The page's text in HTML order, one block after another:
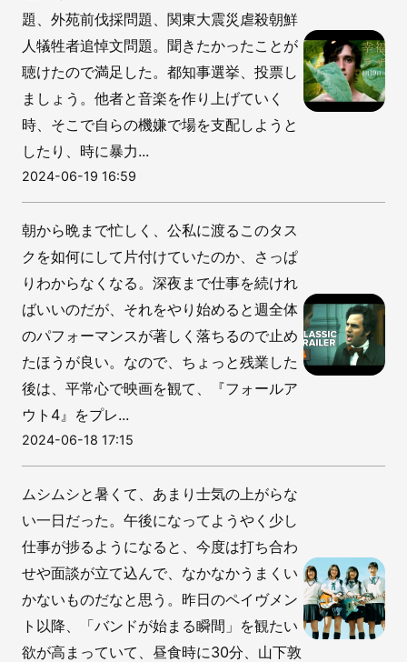
題、外苑前伐採問題、関東大震災虐殺朝鮮
人犠牲者追悼文問題。聞きたかったことが
聴けたので満足した。都知事選挙、投票し
ましょう。他者と音楽を作り上げていく
時、そこで自らの機嫌で場を支配しようと
したり、時に暴力...
2024-06-19 16:59
朝から晩まで忙しく、公私に渡るこのタス
クを如何にして片付けていたのか、さっぱ
りわからなくなる。深夜まで仕事を続けれ
ばいいのだが、それをやり始めると週全体
のパフォーマンスが著しく落ちるので止め
たほうが良い。なので、ちょっと残業した
後は、平常心で映画を観て、『フォールア
ウト4』をプレ...
2024-06-18 17:15
ムシムシと暑くて、あまり士気の上がらな
い一日だった。午後になってようやく少し
仕事が捗るようになると、今度は打ち合わ
せや面談が立て込んで、なかなかうまくい
かないものだなと思う。昨日のペイヴメン
ト以降、「バンドが始まる瞬間」を観たい
欲が高まっていて、昼食時に30分、山下敦